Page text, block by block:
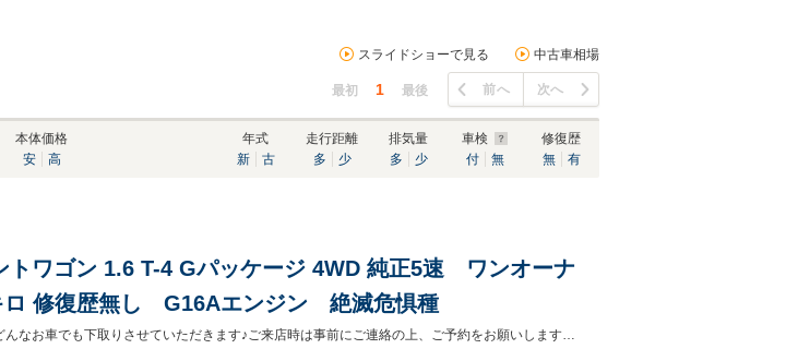
スライドショーで見る 中古車相場
最初 1 最後 前へ 次へ
本体価格
安
高
年式
新
古
走行距離
多
少
排気量
多
少
車検
付
無
修復歴
無
有
トワゴン 1.6 T-4 Gパッケージ 4WD 純正5速 ワンオーナ
修復歴無し G16Aエンジン 絶滅危惧種
現在、下取り強化中です！どんなお車でも下取りさせていただきます♪ご来店時は事前にご連絡の上、ご予約をお願いします。ご予約無しの場合、ご案内できない場合もございます。